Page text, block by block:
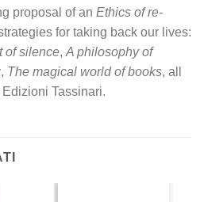
proposal of an Ethics of re-
for taking back our lives:
of silence, A philosophy of
, The magical world of books, all
Tassinari.